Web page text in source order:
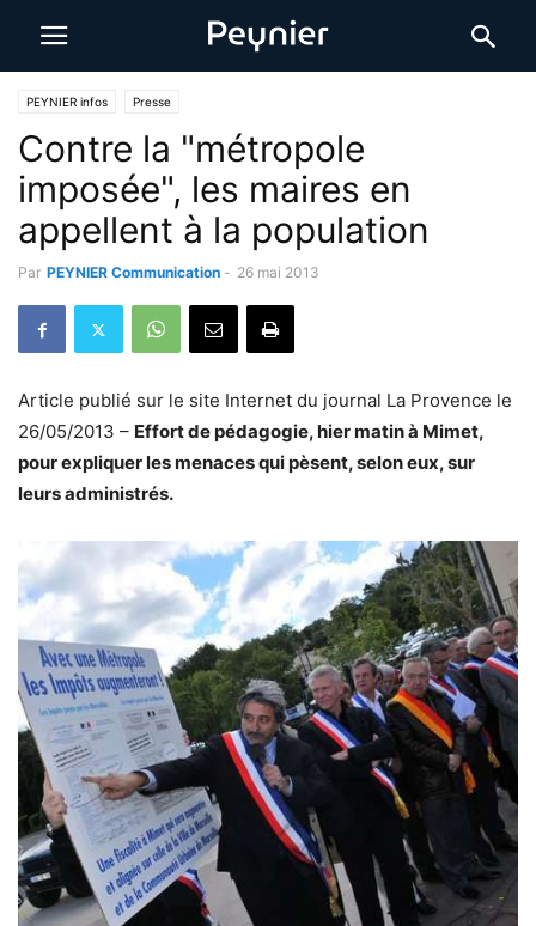
PEYNIER infos Presse
Contre la "métropole
imposée", les maires en
appellent à la population
Par PEYNIER Communication - 26 mai 2013
Article publié sur le site Internet du journal La Provence le
26/05/2013 – Effort de pédagogie, hier matin à Mimet,
pour expliquer les menaces qui pèsent, selon eux, sur
leurs administrés.